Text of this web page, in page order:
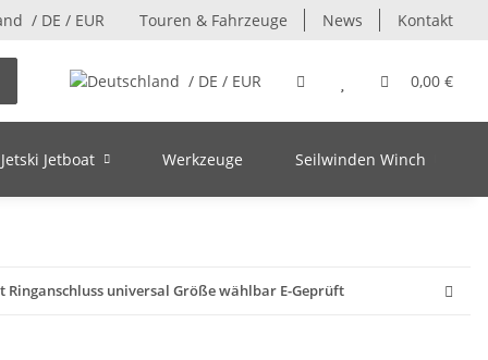
/ DE / EUR Touren & Fahrzeuge News Kontakt
/ DE / EUR 0,00 €
Jetboat Werkzeuge Seilwinden Winch
universal Größe wählbar E-Geprüft